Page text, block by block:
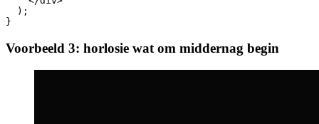
<div className="absolute flex justify-center
<div className="w-1 h-1 bg-gray-300 rounded-
    </div>